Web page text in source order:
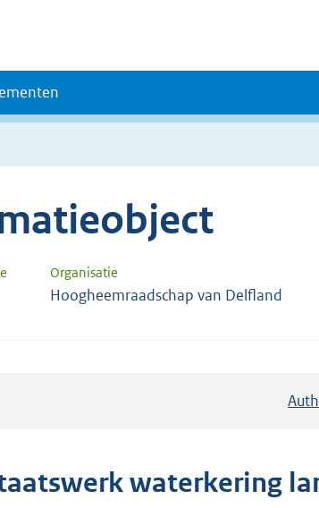
Organisatie
Hoogheemraadschap van Delfland
waterkering